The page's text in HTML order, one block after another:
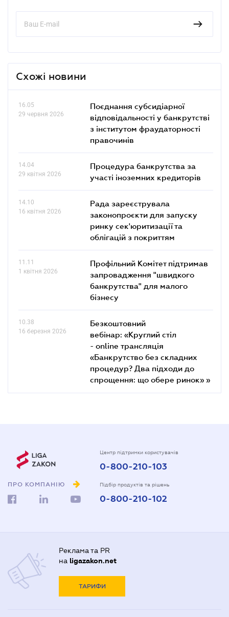
Схожі новини
16.05
29 червня 2026
Поєднання субсидіарної
відповідальності у банкрутстві
з інститутом фраудаторності
правочинів
14.04
29 квітня 2026
Процедура банкрутства за
участі іноземних кредиторів
14.10
16 квітня 2026
Рада зареєструвала
законопроєкти для запуску
ринку сек'юритизації та
облігацій з покриттям
11.11
1 квітня 2026
Профільний Комітет підтримав
запровадження "швидкого
банкрутства" для малого
бізнесу
10.38
16 березня 2026
Безкоштовний
вебінар: «Круглий стіл
- online трансляція
«Банкрутство без складних
процедур? Два підходи до
спрощення: що обере ринок» »
ПРО КОМПАНІЮ
Центр підтримки користувачів
0-800-210-103
Підбір продуктів та рішень
0-800-210-102
Реклама та PR
на ligazakon.net
ТАРИФИ